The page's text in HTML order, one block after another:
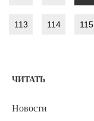
113 114 115
ЧИТАТЬ
Новости